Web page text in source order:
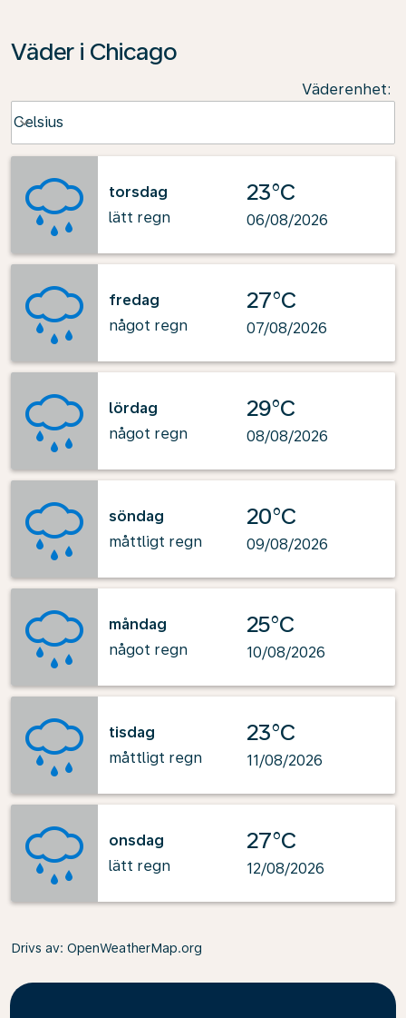
Väder i Chicago
Väderenhet:
Celsius
keyboard_arrow_down
torsdag
lätt regn
23°C
06/08/2026
fredag
något regn
27°C
07/08/2026
lördag
något regn
29°C
08/08/2026
söndag
måttligt regn
20°C
09/08/2026
måndag
något regn
25°C
10/08/2026
tisdag
måttligt regn
23°C
11/08/2026
onsdag
lätt regn
27°C
12/08/2026
Drivs av: OpenWeatherMap.org